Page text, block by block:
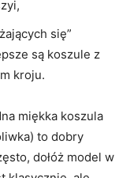
się”
są koszule z
kroju.
miękka koszula
to dobry
dołóż model w